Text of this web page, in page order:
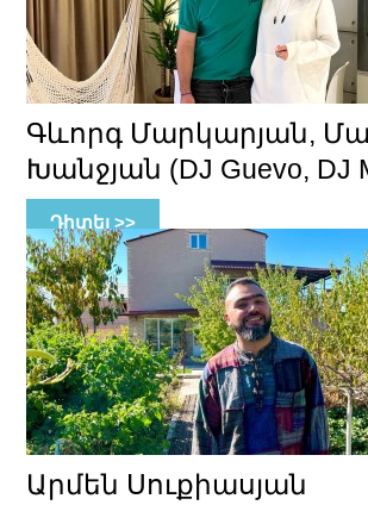
Գևորգ Մարկարյան,
Խանջյան (DJ Guevo, DJ
Դիտել >>
Արմեն Սուքիասյան